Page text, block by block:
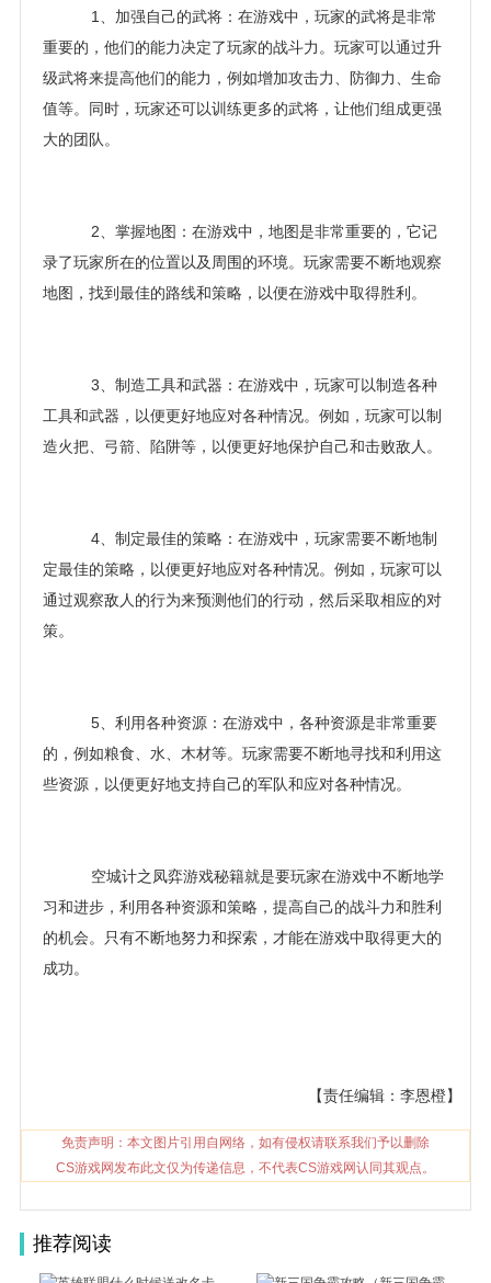
1、加强自己的武将：在游戏中，玩家的武将是非常
重要的，他们的能力决定了玩家的战斗力。玩家可以通过升
级武将来提高他们的能力，例如增加攻击力、防御力、生命
值等。同时，玩家还可以训练更多的武将，让他们组成更强
大的团队。
2、掌握地图：在游戏中，地图是非常重要的，它记
录了玩家所在的位置以及周围的环境。玩家需要不断地观察
地图，找到最佳的路线和策略，以便在游戏中取得胜利。
3、制造工具和武器：在游戏中，玩家可以制造各种
工具和武器，以便更好地应对各种情况。例如，玩家可以制
造火把、弓箭、陷阱等，以便更好地保护自己和击败敌人。
4、制定最佳的策略：在游戏中，玩家需要不断地制
定最佳的策略，以便更好地应对各种情况。例如，玩家可以
通过观察敌人的行为来预测他们的行动，然后采取相应的对
策。
5、利用各种资源：在游戏中，各种资源是非常重要
的，例如粮食、水、木材等。玩家需要不断地寻找和利用这
些资源，以便更好地支持自己的军队和应对各种情况。
空城计之凤弈游戏秘籍就是要玩家在游戏中不断地学
习和进步，利用各种资源和策略，提高自己的战斗力和胜利
的机会。只有不断地努力和探索，才能在游戏中取得更大的
成功。
【责任编辑：李恩橙】
免责声明：本文图片引用自网络，如有侵权请联系我们予以删除
CS游戏网发布此文仅为传递信息，不代表CS游戏网认同其观点。
推荐阅读